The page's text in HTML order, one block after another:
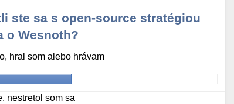
ste sa s open-source stratégiou
o Wesnoth?
hral som alebo hrávam
nestretol som sa